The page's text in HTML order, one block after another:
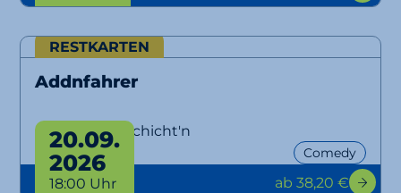
RESTKARTEN
Addnfahrer
Lausbuam Gschicht'n
Comedy
20.09.
2026
18:00 Uhr ab 38,20 €